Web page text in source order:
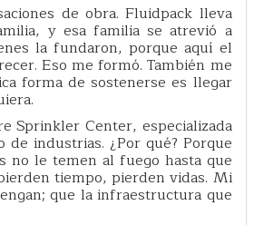
de obra. Fluidpack lleva
y esa familia se atrevió a
la fundaron, porque aquí el
Eso me formó. También me
forma de sostenerse es llegar
Sprinkler Center, especializada
industrias. ¿Por qué? Porque
no le temen al fuego hasta que
tiempo, pierden vidas. Mi
que la infraestructura que